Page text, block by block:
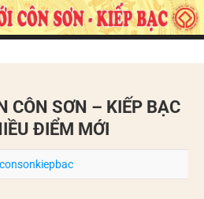
CÔN SƠN – KIẾP BẠC
ĐIỂM MỚI
consonkiepbac